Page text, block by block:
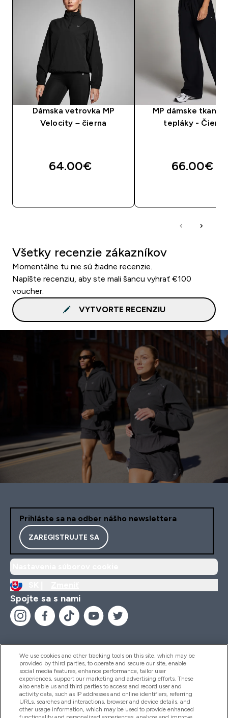
Dámska vetrovka MP
Velocity – čierna
64.00€‎
MP dámske
tepláky - Čierna
66.00€‎
Všetky recenzie zákazníkov
Momentálne tu nie sú žiadne recenzie.
Napíšte recenziu, aby ste mali šancu vyhrať €100
voucher.
VYTVORTE RECENZIU
Prihláste sa na odber nášho newslettera
ZAREGISTRUJTE SA
Spojte sa s nami
Pomoc & Informácie
Produkty
We use cookies and other tracking tools on this site, which may be
provided by third parties, to operate and secure our site, enable
social media features, enhance performance, tailor user
experiences, support our marketing and advertising efforts. These
also enable us and third parties to access and record user and
activity data, such as IP addresses and online identifiers, referring
URLs, searches and interactions, browser and device details, and
other usage information, which may be used to provide enhanced